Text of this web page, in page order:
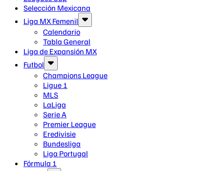
Selección Mexicana
Liga MX Femenil
Calendario
Tabla General
Liga de Expansión MX
Futbol
Champions League
Ligue 1
MLS
LaLiga
Serie A
Premier League
Eredivisie
Bundesliga
Liga Portugal
Fórmula 1